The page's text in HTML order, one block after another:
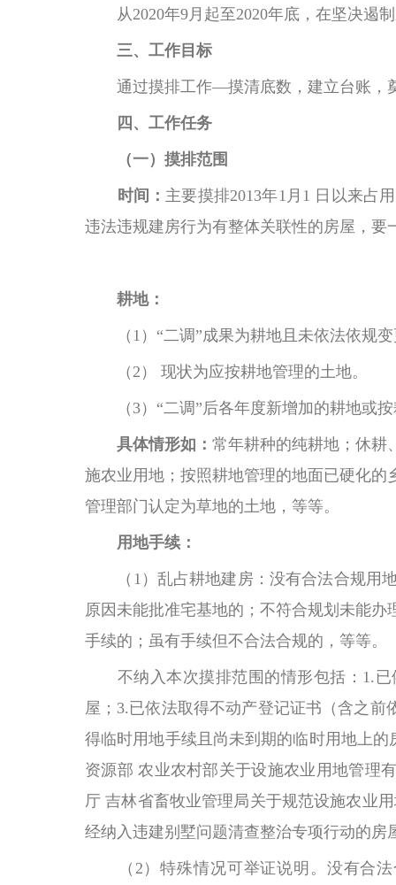
从2020年9月起至2020年底，在坚决遏
三、工作目标
通过摸排工作—摸清底数，建立台账，
四、工作任务
（一）摸排范围
时间： 主要摸排2013年1月1 日以来占
违法违规建房行为有整体关联性的房屋，要
耕地：
（ 1）“二调”成果为耕地且未依法依规
（2） 现状为应按耕地管理的土地。
（ 3）“二调”后各年度新增加的耕地或
具体情形如： 常年耕种的纯耕地；休耕
施农业用地；按照耕地管理的地面已硬化
管理部门认定为草地的土地，等等。
用地手续：
（ 1）乱占耕地建房：没有合法合规用
原因未能批准宅基地的；不符合规划未能
手续的；虽有手续但不合法合规的，等等。
不纳入本次摸排范围的情形包括： 1.
屋；3.已依法取得不动产登记证书（含之
得临时用地手续且尚未到期的临时用地上
资源部 农业农村部关于设施农业用地管理
厅 吉林省畜牧业管理局关于规范设施农业
经纳入违建别墅问题清查整治专项行动的房
（ 2）特殊情况可举证说明。没有合